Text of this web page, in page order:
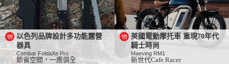
以色列品牌設計多功能露營
器具
Combar FoldaXe Pro
節省空間，一應俱全
英國電動摩托車 重現70年代
騎士時尚
Maeving RM1
新世代Cafe Racer